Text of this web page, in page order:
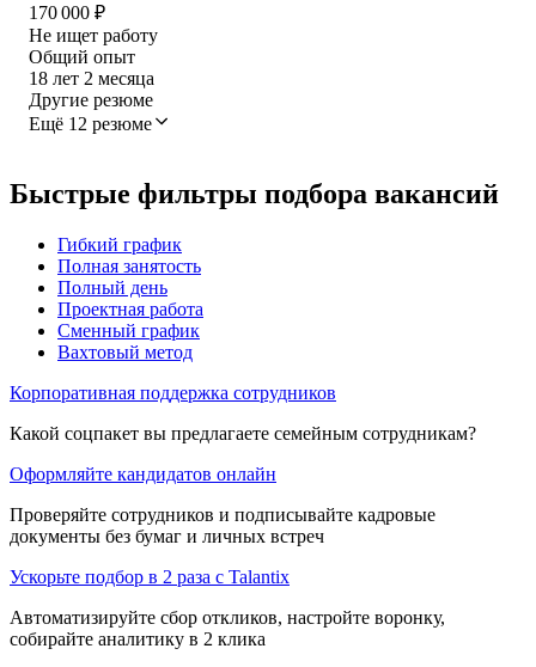
170 000 ₽
Не ищет работу
Общий опыт
18 лет 2 месяца
Другие резюме
Ещё 12 резюме
Быстрые фильтры подбора вакансий
Гибкий график
Полная занятость
Полный день
Проектная работа
Сменный график
Вахтовый метод
Корпоративная поддержка сотрудников
Какой соцпакет вы предлагаете семейным сотрудникам?
Оформляйте кандидатов онлайн
Проверяйте сотрудников и подписывайте кадровые
документы без бумаг и личных встреч
Ускорьте подбор в 2 раза с Talantix
Автоматизируйте сбор откликов, настройте воронку,
собирайте аналитику в 2 клика